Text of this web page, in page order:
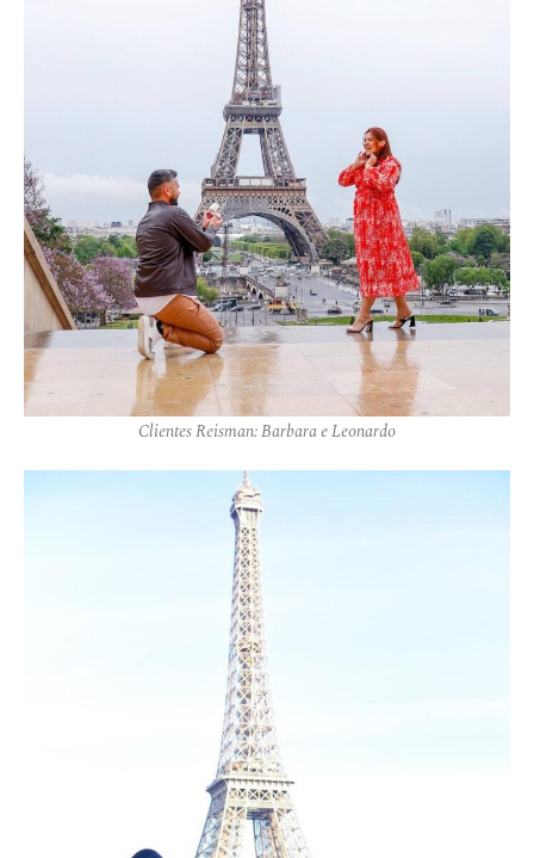
Clientes Reisman: Barbara e Leonardo